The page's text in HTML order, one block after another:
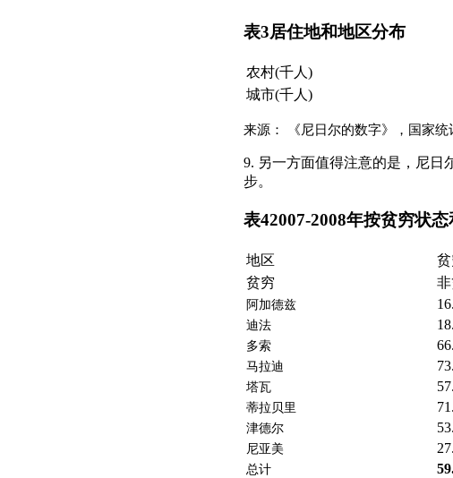
表3居住地和地区分布
农村(千人)
城市(千人)
来源： 《尼日尔的数字》，国家统
9. 另一方面值得注意的是，尼日
步。
表42007-2008年按贫穷状
地区
贫穷
阿加德兹
迪法
多索
马拉迪
塔瓦
蒂拉贝里
津德尔
尼亚美
总计